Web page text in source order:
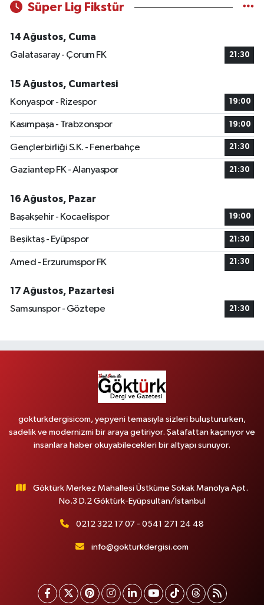
Süper Lig Fikstür
14 Ağustos, Cuma
Galatasaray - Çorum FK
21:30
15 Ağustos, Cumartesi
Konyaspor - Rizespor
19:00
Kasımpaşa - Trabzonspor 19:00
Gençlerbirliği S.K. - Fenerbahçe 21:30
Gaziantep FK - Alanyaspor 21:30
16 Ağustos, Pazar
Başakşehir - Kocaelispor
19:00
Beşiktaş - Eyüpspor 21:30
Amed - Erzurumspor FK 21:30
17 Ağustos, Pazartesi
Samsunspor - Göztepe
21:30
gokturkdergisicom, yepyeni temasıyla sizleri buluştururken,
sadelik ve modernizmi bir araya getiriyor. Şatafattan kaçınıyor ve
insanlara haber okuyabilecekleri bir altyapı sunuyor.
Göktürk Merkez Mahallesi Üstküme Sokak Manolya Apt.
No.3 D.2 Göktürk-Eyüpsultan/İstanbul
0212 322 17 07 - 0541 271 24 48
info@gokturkdergisi.com